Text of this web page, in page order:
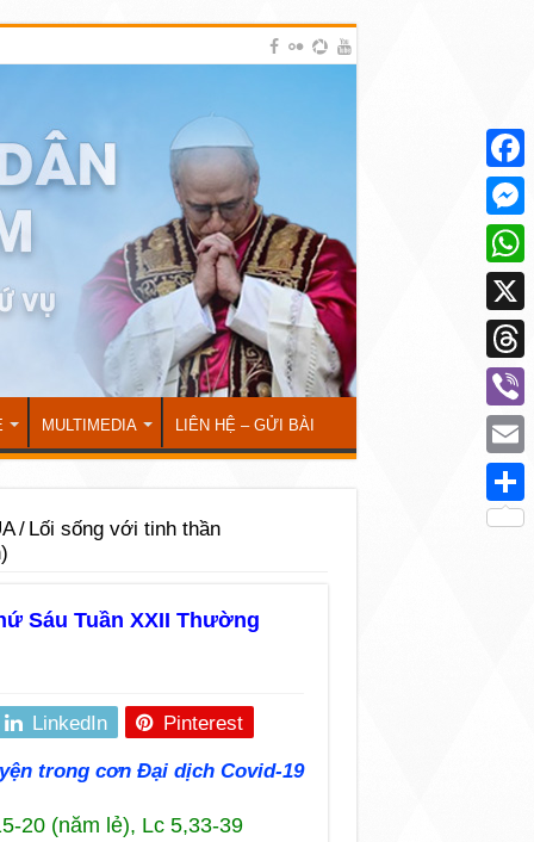
MULTIMEDIA LIÊN HỆ – GỬI BÀI
/ Lối sống với tinh thần
Sáu Tuần XXII Thường
LinkedIn Pinterest
trong cơn Đại dịch Covid-19
20 (năm lẻ), Lc 5,33-39
X
Viber